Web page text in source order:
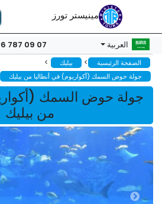
مينيستر تورز
العربية 787 09 07
الصفحة الرئيسية > بيليك >
جولة حوض السمك (أكواريوم) في أنطاليا من بيليك
جولة حوض السمك
من بيليك